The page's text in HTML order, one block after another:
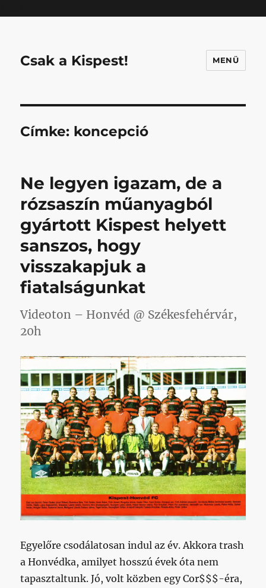
Csak a Kispest! MENÜ
Címke: koncepció
Ne legyen igazam, de a
rózsaszín műanyagból
gyártott Kispest helyett
sanszos, hogy
visszakapjuk a
fiatalságunkat
Videoton – Honvéd @ Székesfehérvár,
20h
Egyelőre csodálatosan indul az év. Akkora trash
a Honvédka, amilyet hosszú évek óta nem
tapasztaltunk. Jó, volt közben egy Cor$$$-éra,